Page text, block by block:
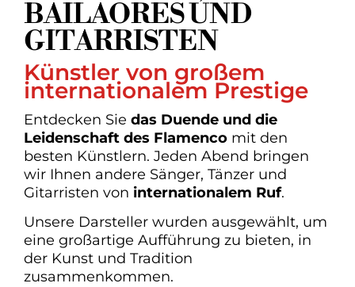
BAILAORES UND
GITARRISTEN
Künstler von großem
internationalem Prestige
Entdecken Sie das Duende und die
Leidenschaft des Flamenco mit den
besten Künstlern. Jeden Abend bringen
wir Ihnen andere Sänger, Tänzer und
Gitarristen von internationalem Ruf.
Unsere Darsteller wurden ausgewählt, um
eine großartige Aufführung zu bieten, in
der Kunst und Tradition
zusammenkommen.